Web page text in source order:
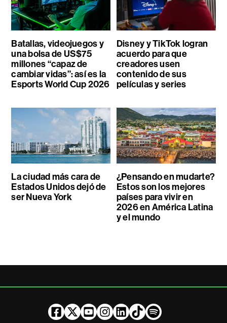
Batallas, videojuegos y
una bolsa de US$75
millones “capaz de
cambiar vidas”: así es la
Esports World Cup 2026
Disney y TikTok logran
acuerdo para que
creadores usen
contenido de sus
películas y series
La ciudad más cara de
Estados Unidos dejó de
ser Nueva York
¿Pensando en mudarte?
Estos son los mejores
países para vivir en
2026 en América Latina
y el mundo